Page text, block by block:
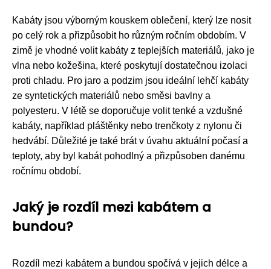
Kabáty jsou výborným kouskem oblečení, který lze nosit
po celý rok a přizpůsobit ho různým ročním obdobím. V
zimě je vhodné volit kabáty z teplejších materiálů, jako je
vlna nebo kožešina, které poskytují dostatečnou izolaci
proti chladu. Pro jaro a podzim jsou ideální lehčí kabáty
ze syntetických materiálů nebo směsi bavlny a
polyesteru. V létě se doporučuje volit tenké a vzdušné
kabáty, například pláštěnky nebo trenčkoty z nylonu či
hedvábí. Důležité je také brát v úvahu aktuální počasí a
teploty, aby byl kabát pohodlný a přizpůsoben danému
ročnímu období.
Jaký je rozdíl mezi kabátem a
bundou?
Rozdíl mezi kabátem a bundou spočívá v jejich délce a